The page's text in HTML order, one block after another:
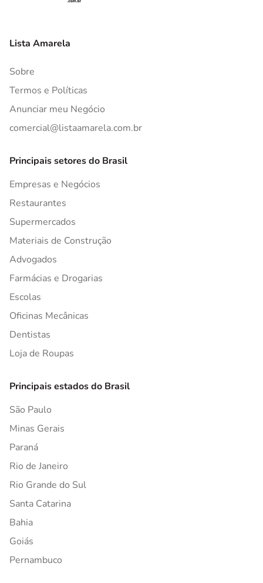
Lista Amarela
Sobre
Termos e Políticas
Anunciar meu Negócio
comercial@listaamarela.com.br
Principais setores do Brasil
Empresas e Negócios
Restaurantes
Supermercados
Materiais de Construção
Advogados
Farmácias e Drogarias
Escolas
Oficinas Mecânicas
Dentistas
Loja de Roupas
Principais estados do Brasil
São Paulo
Minas Gerais
Paraná
Rio de Janeiro
Rio Grande do Sul
Santa Catarina
Bahia
Goiás
Pernambuco